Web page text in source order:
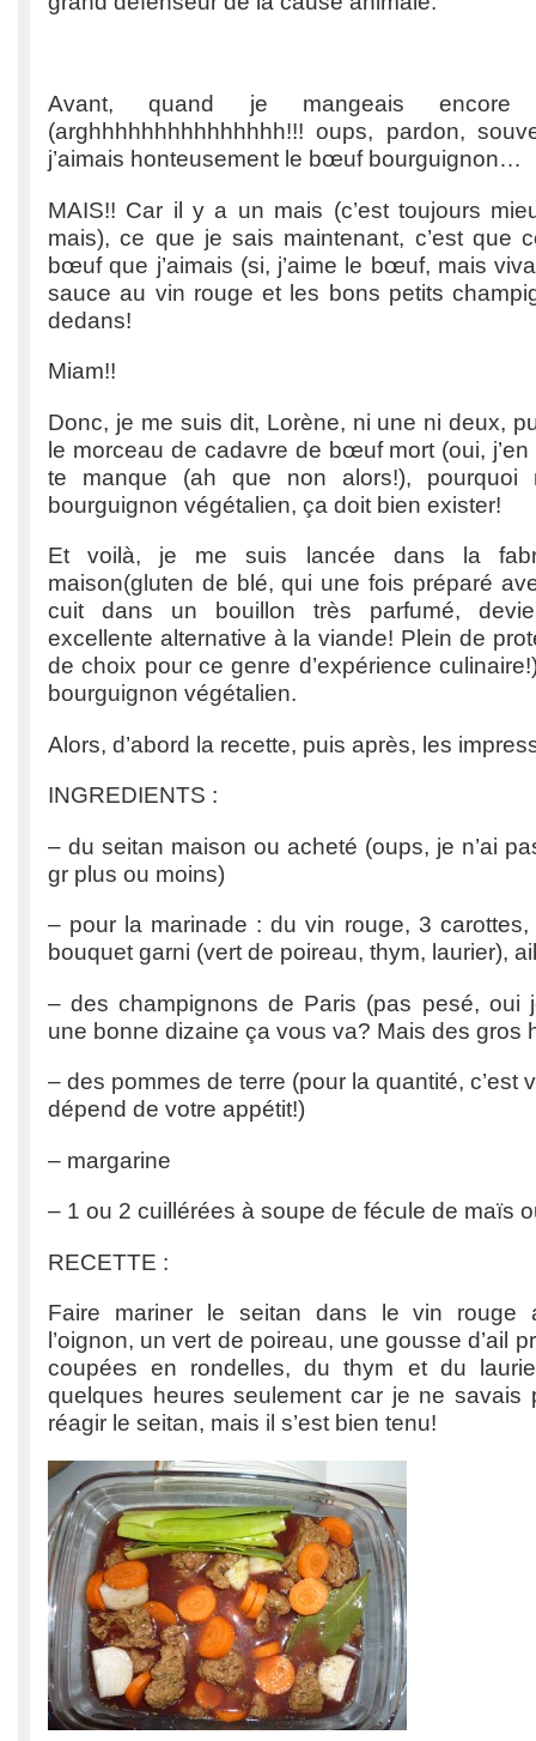
Avant, quand je mangeais
(arghhhhhhhhhhhhhhh!!! oups, pardon,
j’aimais honteusement le bœuf bourguignon…
MAIS!! Car il y a un mais (c’est toujours
mais), ce que je sais maintenant, c’est que
bœuf que j’aimais (si, j’aime le bœuf, mais
sauce au vin rouge et les bons petits
dedans!
Miam!!
Donc, je me suis dit, Lorène, ni une ni deux,
le morceau de cadavre de bœuf mort (oui,
te manque (ah que non alors!),
bourguignon végétalien, ça doit bien exister!
Et voilà, je me suis lancée dans la
maison(gluten de blé, qui une fois préparé
cuit dans un bouillon très parfumé,
excellente alternative à la viande! Plein de
de choix pour ce genre d’expérience
bourguignon végétalien.
Alors, d’abord la recette, puis après, les
INGREDIENTS :
– du seitan maison ou acheté (oups, je n’ai
gr plus ou moins)
– pour la marinade : du vin rouge, 3
bouquet garni (vert de poireau, thym, laurier),
– des champignons de Paris (pas pesé,
une bonne dizaine ça vous va? Mais des gros
– des pommes de terre (pour la quantité, c’est
dépend de votre appétit!)
– margarine
– 1 ou 2 cuillérées à soupe de fécule de maïs
RECETTE :
Faire mariner le seitan dans le vin rouge
l’oignon, un vert de poireau, une gousse d’ail
coupées en rondelles, du thym et du
quelques heures seulement car je ne savais
réagir le seitan, mais il s’est bien tenu!